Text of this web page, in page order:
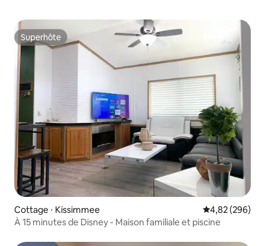
Superhôte
Superhôte
Cottage ⋅ Kissimmee Évaluation
4,82 (296)
À 15 minutes de Disney - Maison familiale et piscine